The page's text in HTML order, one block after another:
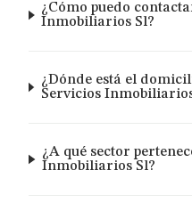
¿Cómo puedo
Inmobiliarios Sl?
¿Dónde está el
Servicios
¿A qué sector
Inmobiliarios Sl?